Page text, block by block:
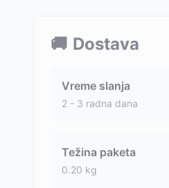
🚚 Dostava
Vreme slanja
2 - 3 radna dana
Težina paketa
0.20 kg